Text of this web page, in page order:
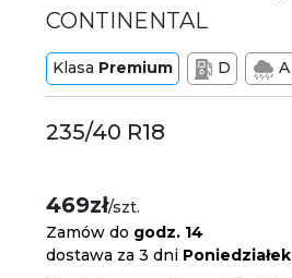
CONTINENTAL
Klasa Premium D A
235/40 R18
469zł/szt.
Zamów do godz. 14
dostawa za 3 dni Poniedziałek